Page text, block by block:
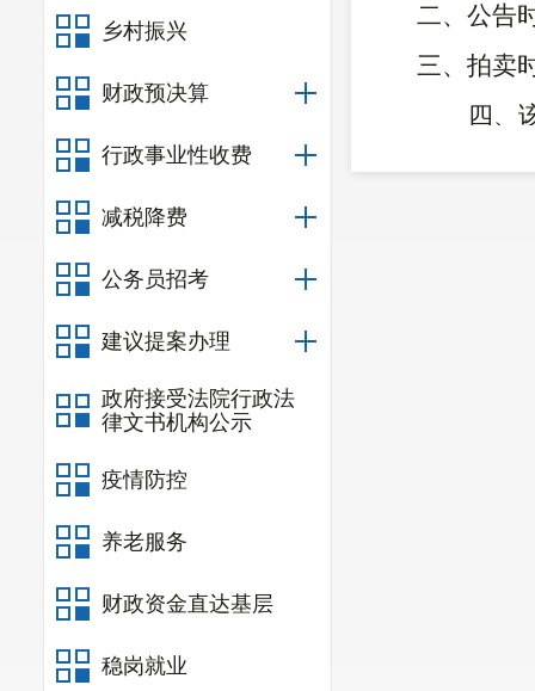
乡村振兴
财政预决算
行政事业性收费
减税降费
公务员招考
建议提案办理
政府接受法院行政法
律文书机构公示
疫情防控
养老服务
财政资金直达基层
稳岗就业
二、 公告
三、 拍卖
四、
认书